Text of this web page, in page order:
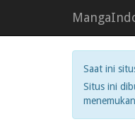
Saat ini
Situs ini